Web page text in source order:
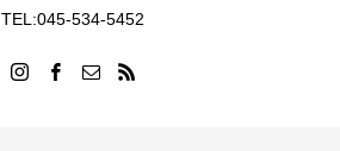
TEL:045-534-5452